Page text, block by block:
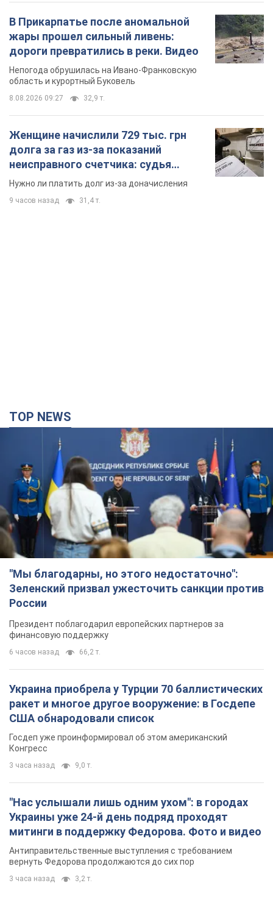
В Прикарпатье после аномальной
жары прошел сильный ливень:
дороги превратились в реки. Видео
Непогода обрушилась на Ивано-Франковскую
область и курортный Буковель
8.08.2026 09:27 32,9 т.
Женщине начислили 729 тыс. грн
долга за газ из-за показаний
неисправного счетчика: судья
вынес неожиданное решение
Нужно ли платить долг из-за доначисления
9 часов назад 31,4 т.
TOP NEWS
"Мы благодарны, но этого недостаточно":
Зеленский призвал ужесточить санкции против
России
Президент поблагодарил европейских партнеров за
финансовую поддержку
6 часов назад 66,2 т.
Украина приобрела у Турции 70 баллистических
ракет и многое другое вооружение: в Госдепе
США обнародовали список
Госдеп уже проинформировал об этом американский
Конгресс
3 часа назад 9,0 т.
"Нас услышали лишь одним ухом": в городах
Украины уже 24-й день подряд проходят
митинги в поддержку Федорова. Фото и видео
Антиправительственные выступления с требованием
вернуть Федорова продолжаются до сих пор
3 часа назад 3,2 т.